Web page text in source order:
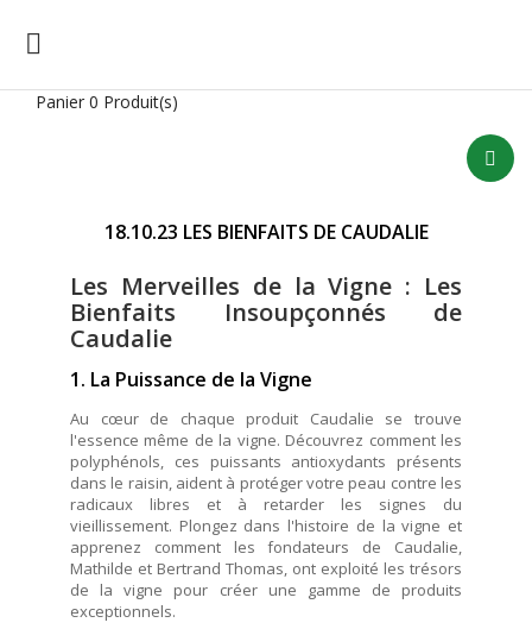

Panier 0 Produit(s)
18.10.23 LES BIENFAITS DE CAUDALIE
Les Merveilles de la Vigne : Les
Bienfaits Insoupçonnés de
Caudalie
1. La Puissance de la Vigne
Au cœur de chaque produit Caudalie se trouve
l'essence même de la vigne. Découvrez comment les
polyphénols, ces puissants antioxydants présents
dans le raisin, aident à protéger votre peau contre les
radicaux libres et à retarder les signes du
vieillissement. Plongez dans l'histoire de la vigne et
apprenez comment les fondateurs de Caudalie,
Mathilde et Bertrand Thomas, ont exploité les trésors
de la vigne pour créer une gamme de produits
exceptionnels.